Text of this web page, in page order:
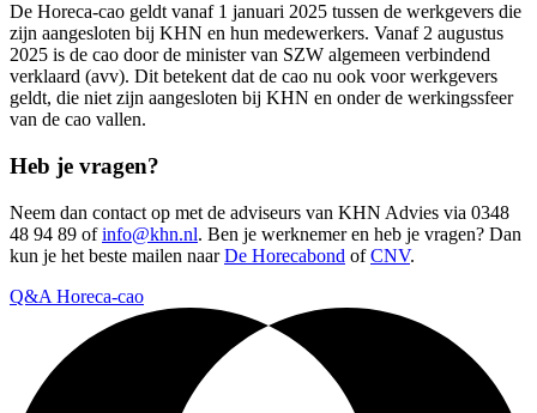
De Horeca-cao geldt vanaf 1 januari 2025 tussen de werkgevers die
zijn aangesloten bij KHN en hun medewerkers. Vanaf 2 augustus
2025 is de cao door de minister van SZW algemeen verbindend
verklaard (avv). Dit betekent dat de cao nu ook voor werkgevers
geldt, die niet zijn aangesloten bij KHN en onder de werkingssfeer
van de cao vallen.
Heb je vragen?
Neem dan contact op met de adviseurs van KHN Advies via 0348
48 94 89 ofinfo@khn.nl. Ben je werknemer en heb je vragen? Dan
kun je het beste mailen naarDe Horecabond ofCNV.
Q&A Horeca-cao